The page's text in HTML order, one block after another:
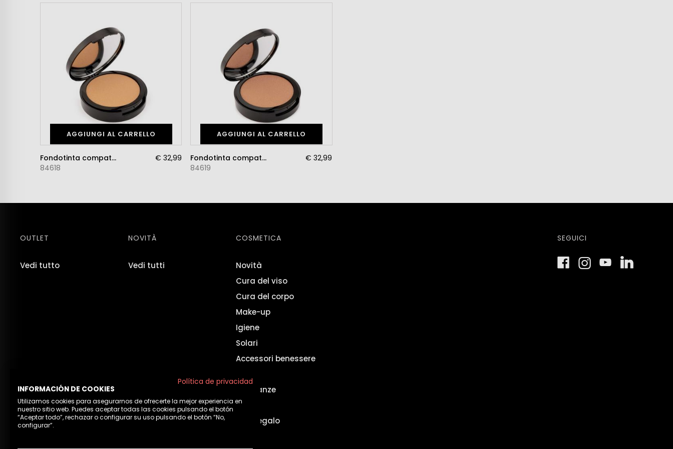
AGGIUNGI AL CARRELLO
Fondotinta compatto in crema T2
84618
€ 32,99
AGGIUNGI AL CARRELLO
Fondotinta compatto in crema T3
84619
€ 32,99
SEGUICI
OUTLET
Vedi tutto
NOVITÀ
Vedi tutti
COSMETICA
Novità
Cura del viso
Cura del corpo
Make-up
Igiene
Solari
Accessori benessere
Fragranze
Set
Idee regalo
Política de privacidad
INFORMACIÓN DE COOKIES
Utilizamos cookies para asegurarnos de ofrecerte la mejor experiencia en
nuestro sitio web. Puedes aceptar todas las cookies pulsando el botón
“Aceptar todo”, rechazar o configurar su uso pulsando el botón “No,
configurar”.